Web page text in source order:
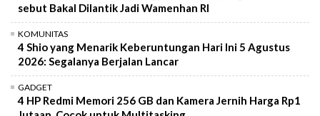
sebut Bakal Dilantik Jadi Wamenhan RI
KOMUNITAS
4 Shio yang Menarik Keberuntungan Hari Ini 5 Agustus
2026: Segalanya Berjalan Lancar
GADGET
4 HP Redmi Memori 256 GB dan Kamera Jernih Harga Rp1